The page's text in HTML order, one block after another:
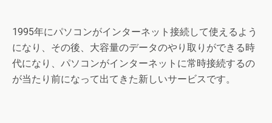
1995年にパソコンがインターネット接続して使えるよう
になり、その後、大容量のデータのやり取りができる時
代になり、パソコンがインターネットに常時接続するの
が当たり前になって出てきた新しいサービスです。